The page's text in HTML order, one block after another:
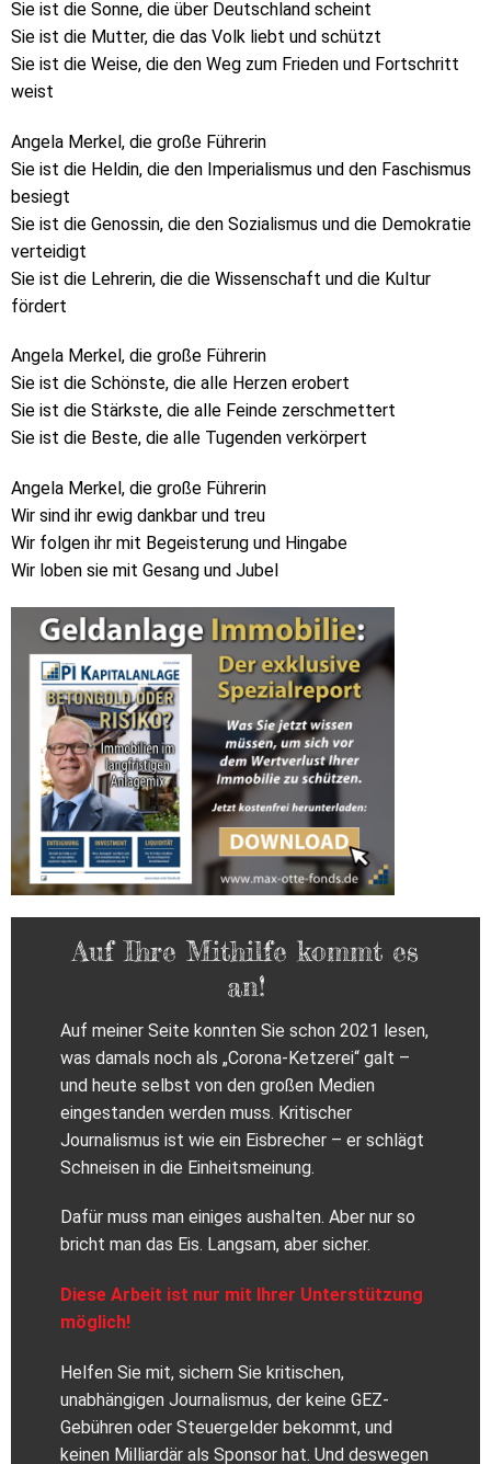
Sie ist die Sonne, die über Deutschland scheint
Sie ist die Mutter, die das Volk liebt und schützt
Sie ist die Weise, die den Weg zum Frieden und Fortschritt
weist
Angela Merkel, die große Führerin
Sie ist die Heldin, die den Imperialismus und den Faschismus
besiegt
Sie ist die Genossin, die den Sozialismus und die Demokratie
verteidigt
Sie ist die Lehrerin, die die Wissenschaft und die Kultur
fördert
Angela Merkel, die große Führerin
Sie ist die Schönste, die alle Herzen erobert
Sie ist die Stärkste, die alle Feinde zerschmettert
Sie ist die Beste, die alle Tugenden verkörpert
Angela Merkel, die große Führerin
Wir sind ihr ewig dankbar und treu
Wir folgen ihr mit Begeisterung und Hingabe
Wir loben sie mit Gesang und Jubel
Auf Ihre Mithilfe kommt es
an!
Auf meiner Seite konnten Sie schon 2021 lesen,
was damals noch als „Corona-Ketzerei“ galt –
und heute selbst von den großen Medien
eingestanden werden muss. Kritischer
Journalismus ist wie ein Eisbrecher – er schlägt
Schneisen in die Einheitsmeinung.
Dafür muss man einiges aushalten. Aber nur so
bricht man das Eis. Langsam, aber sicher.
Diese Arbeit ist nur mit Ihrer Unterstützung
möglich!
Helfen Sie mit, sichern Sie kritischen,
unabhängigen Journalismus, der keine GEZ-
Gebühren oder Steuergelder bekommt, und
keinen Milliardär als Sponsor hat. Und deswegen